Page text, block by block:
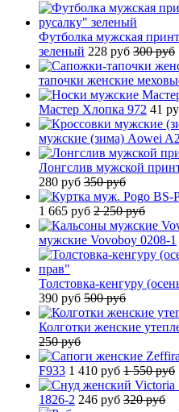
Футболка мужская
зеленый 228 руб 300 руб
тапочки женские
Мастер Хлопка 972 41
мужские (зима) Aowei
Лонгслив мужской
280 руб 350 руб
1 665 руб 2 250 руб
мужские Vovoboy 0208-1
Толстовка-кенгуру
390 руб 500 руб
Колготки женские
250 руб
F933 1 410 руб 1 550 руб
1826-2 246 руб 320 руб